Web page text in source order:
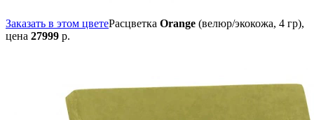
Заказать в этом цветеРасцветка Orange (велюр/экокожа, 4 гр),
цена 27999 р.